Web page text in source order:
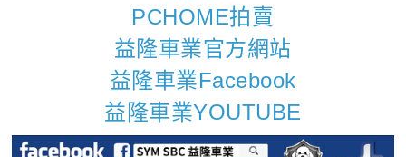
PCHOME拍賣
益隆車業官方網站
益隆車業Facebook
益隆車業YOUTUBE